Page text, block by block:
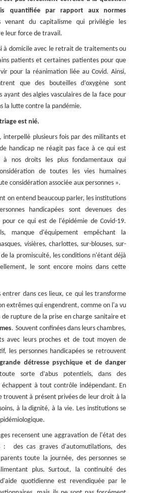
quantifiée par rapport aux normes
venant du capitalisme qui privilégie les
leur force de travail.
à domicile avec le retrait de traitements ou
patients et certaines patientes pour que
pour la réanimation liée au Covid. Ainsi,
que des bouteilles d’oxygène sont
ayant des algies vasculaires de la face pour
la lutte contre la pandémie.
est nié.
interpellé plusieurs fois par des militants et
handicap ne réagit pas face à ce qui est
nos droits les plus fondamentaux qui
de toutes les vies humaines
considération associée aux personnes ».
on entend beaucoup parler, les institutions
handicapées sont devenues des
ce qui est de l'épidémie de Covid-19.
manque d'équipement empêchant la
visières, charlottes, sur-blouses, sur-
la promiscuité, les conditions n'étant déjà
le sont encore moins dans cette
entrer dans ces lieux, ce qui les transforme
extrêmes qui engendrent, comme on l'a vu
de rupture de la prise en charge sanitaire et
. Souvent confinées dans leurs chambres,
avec leurs proches et de tout moyen de
les personnes handicapées se retrouvent
grande détresse psychique et de danger
sorte d’abus potentiels, dans des
échappent à tout contrôle indépendant. En
trouvent à présent privées de leur droit à la
à la dignité, à la vie. Les institutions se
recensent une aggravation de l'état des
: des cas graves d'automutilations, des
toute la journée, des personnes se
plus. Surtout, la continuité des
quotidienne est revendiquée par le